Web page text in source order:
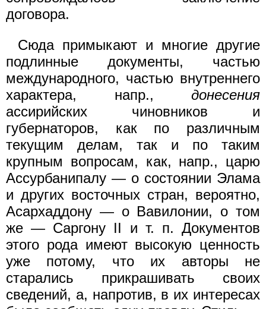
договора.
Сюда примыкают и многие другие
подлинные документы, частью
международного, частью внутреннего
характера, напр., донесения
ассирийских чиновников и
губернаторов, как по различным
текущим делам, так и по таким
крупным вопросам, как, напр., царю
Ассурбанипалу — о состоянии Элама
и других восточных стран, вероятно,
Асархаддону — о Вавилонии, о том
же — Саргону II и т. п. Документов
этого рода имеют высокую ценность
уже потому, что их авторы не
старались прикрашивать своих
сведений, а, напротив, в их интересах